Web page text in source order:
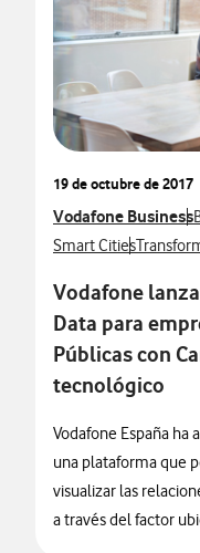
19 de octubre de 2017
Ver más notas de
Vodafone Business
Ver más notas de
Smart CitiesVer más
Vodafone
Data para
Públicas con
tecnológico
Vodafone España ha
una plataforma que
visualizar las
a través del factor